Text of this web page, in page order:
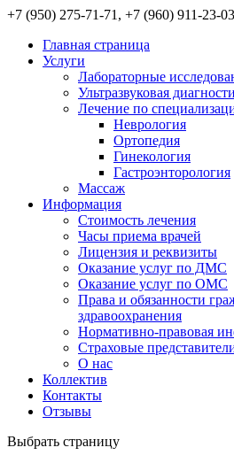
+7 (950) 275-71-71, +7 (960) 911-23-03
Главная страница
Услуги
Лабораторные
Ультразвуковая
Лечение по
Неврология
Ортопедия
Гинекология
Гастроэнторология
Массаж
Информация
Стоимость лечения
Часы приема врачей
Лицензия и реквизиты
Оказание услуг по ДМС
Оказание услуг по ОМС
Права и обязанности
здравоохранения
Нормативно-правовая
Страховые
О нас
Коллектив
Контакты
Отзывы
Выбрать страницу